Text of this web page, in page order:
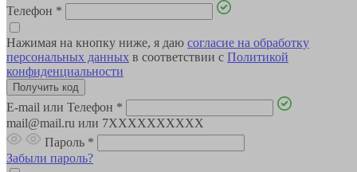
Телефон *
Нажимая на кнопку ниже, я даю согласие на обработку
персональных данных в соответствии с Политикой
конфиденциальности
E-mail или Телефон *
mail@mail.ru или 7XXXXXXXXXX
Пароль *
Забыли пароль?